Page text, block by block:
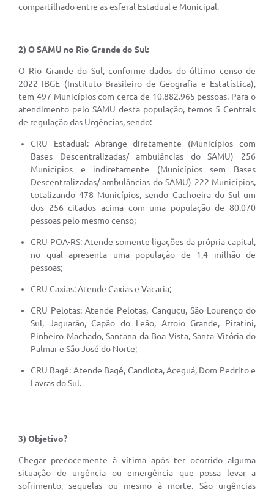
Audiências Públicas
Gabinetes e Secretarias
Contas Públicas
Serviços Online
Telefones Úteis
Agenda
Notícias
compartilhado entre as esferal Estadual e Municipal.
2) O SAMU no Rio Grande do Sul:
O Rio Grande do Sul, conforme dados do último censo de
2022 IBGE (Instituto Brasileiro de Geografia e Estatística),
tem 497 Municípios com cerca de 10.882.965 pessoas. Para o
atendimento pelo SAMU desta população, temos 5 Centrais
de regulação das Urgências, sendo:
CRU Estadual: Abrange diretamente (Municípios com
Bases Descentralizadas/ ambulâncias do SAMU) 256
Municípios e indiretamente (Municípios sem Bases
Descentralizadas/ ambulâncias do SAMU) 222 Municípios,
totalizando 478 Municípios, sendo Cachoeira do Sul um
dos 256 citados acima com uma população de 80.070
pessoas pelo mesmo censo;
CRU POA-RS: Atende somente ligações da própria capital,
no qual apresenta uma população de 1,4 milhão de
pessoas;
CRU Caxias: Atende Caxias e Vacaria;
CRU Pelotas: Atende Pelotas, Canguçu, São Lourenço do
Sul, Jaguarão, Capão do Leão, Arroio Grande, Piratini,
Pinheiro Machado, Santana da Boa Vista, Santa Vitória do
Palmar e São José do Norte;
CRU Bagé: Atende Bagé, Candiota, Aceguá, Dom Pedrito e
Lavras do Sul.
3) Objetivo?
Chegar precocemente à vítima após ter ocorrido alguma
situação de urgência ou emergência que possa levar a
sofrimento, sequelas ou mesmo à morte. São urgências